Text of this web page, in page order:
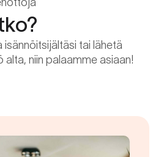
isännöitsijältäsi tai lähetä
niin palaamme asiaan!